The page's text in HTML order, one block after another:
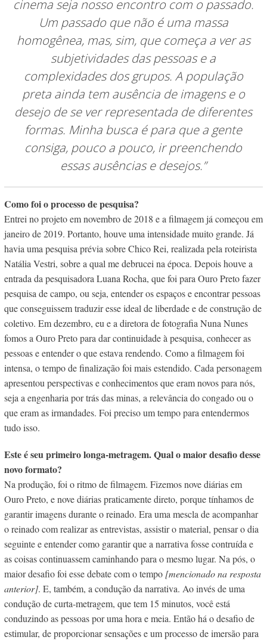
cinema seja nosso encontro com o passado.
Um passado que não é uma massa
homogênea, mas, sim, que começa a ver as
subjetividades das pessoas e a
complexidades dos grupos. A população
preta ainda tem ausência de imagens e o
desejo de se ver representada de diferentes
formas. Minha busca é para que a gente
consiga, pouco a pouco, ir preenchendo
essas ausências e desejos.”
Como foi o processo de pesquisa?
Entrei no projeto em novembro de 2018 e a filmagem já começou em
janeiro de 2019. Portanto, houve uma intensidade muito grande. Já
havia uma pesquisa prévia sobre Chico Rei, realizada pela roteirista
Natália Vestri, sobre a qual me debrucei na época. Depois houve a
entrada da pesquisadora Luana Rocha, que foi para Ouro Preto fazer
pesquisa de campo, ou seja, entender os espaços e encontrar pessoas
que conseguissem traduzir esse ideal de liberdade e de construção de
coletivo. Em dezembro, eu e a diretora de fotografia Nuna Nunes
fomos a Ouro Preto para dar continuidade à pesquisa, conhecer as
pessoas e entender o que estava rendendo. Como a filmagem foi
intensa, o tempo de finalização foi mais estendido. Cada personagem
apresentou perspectivas e conhecimentos que eram novos para nós,
seja a engenharia por trás das minas, a relevância do congado ou o
que eram as irmandades. Foi preciso um tempo para entendermos
tudo isso.
Este é seu primeiro longa-metragem. Qual o maior desafio desse
novo formato?
Na produção, foi o ritmo de filmagem. Fizemos nove diárias em
Ouro Preto, e nove diárias praticamente direto, porque tínhamos de
garantir imagens durante o reinado. Era uma mescla de acompanhar
o reinado com realizar as entrevistas, assistir o material, pensar o dia
seguinte e entender como garantir que a narrativa fosse contruída e
as coisas continuassem caminhando para o mesmo lugar. Na pós, o
maior desafio foi esse debate com o tempo [mencionado na resposta
anterior]. E, também, a condução da narrativa. Ao invés de uma
condução de curta-metragem, que tem 15 minutos, você está
conduzindo as pessoas por uma hora e meia. Então há o desafio de
estimular, de proporcionar sensações e um processo de imersão para